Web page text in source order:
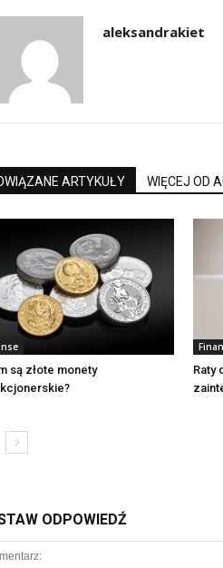
aleksandrakiet
ARTYKUŁY WIĘCEJ OD
są złote monety
Raty
ODPOWIEDŹ